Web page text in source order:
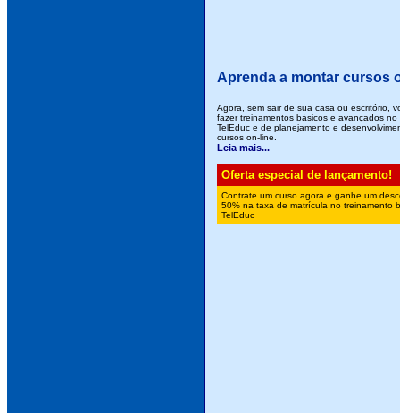
Aprenda a montar cursos
Agora, sem sair de sua casa ou escritório,
fazer treinamentos básicos e avançados no
TelEduc e de planejamento e
cursos on-line.
Leia mais...
Oferta especial de lançamento!
Contrate um curso agora e ganhe um
50% na taxa de matrícula no treinamento
TelEduc